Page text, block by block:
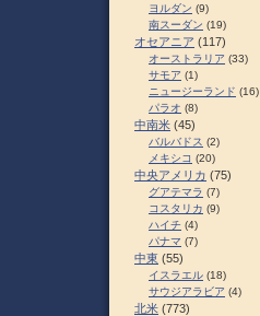
ヨルダン (9)
南スーダン (19)
オセアニア (117)
オーストラリア (33)
サモア (1)
ニュージーランド (16)
パラオ (8)
中南米 (45)
バルバドス (2)
メキシコ (20)
中央アメリカ (75)
グアテマラ (7)
コスタリカ (9)
ハイチ (4)
パナマ (7)
中東 (55)
イスラエル (18)
サウジアラビア (4)
北米 (773)